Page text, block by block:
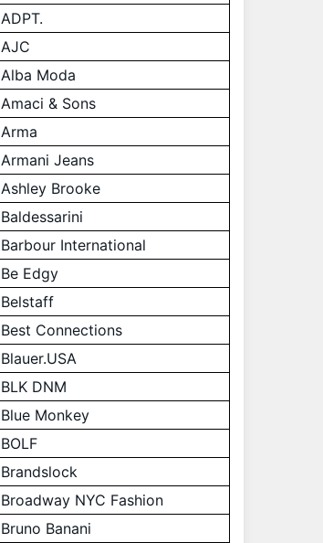
ADPT.
AJC
Alba Moda
Amaci & Sons
Arma
Armani Jeans
Ashley Brooke
Baldessarini
Barbour International
Be Edgy
Belstaff
Best Connections
Blauer.USA
BLK DNM
Blue Monkey
BOLF
Brandslock
Broadway NYC Fashion
Bruno Banani